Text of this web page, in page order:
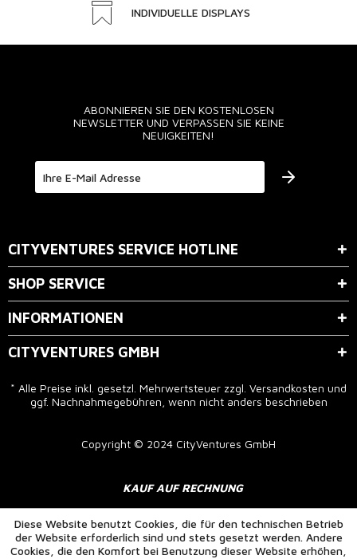
INDIVIDUELLE DISPLAYS
ABONNIEREN SIE DEN KOSTENLOSEN
NEWSLETTER UND VERPASSEN SIE KEINE
NEUIGKEITEN!
CITYVENTURES SERVICE HOTLINE
SHOP SERVICE
INFORMATIONEN
CITYVENTURES GMBH
* Alle Preise inkl. gesetzl. Mehrwertsteuer zzgl. Versandkosten und
ggf. Nachnahmegebühren, wenn nicht anders beschrieben
Copyright © 2024 CityVentures GmbH
KAUF AUF RECHNUNG
Diese Website benutzt Cookies, die für den technischen Betrieb
der Website erforderlich sind und stets gesetzt werden. Andere
Cookies, die den Komfort bei Benutzung dieser Website erhöhen,